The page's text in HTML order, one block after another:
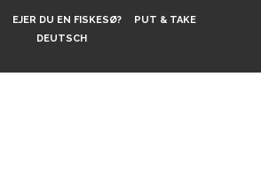
EJER DU EN FISKESØ?
PUT & TAKE
DEUTSCH